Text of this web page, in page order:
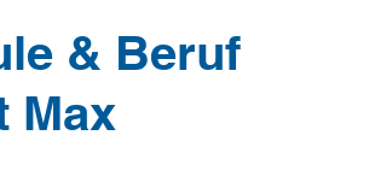
& Beruf
Max